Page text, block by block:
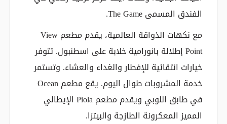
الفندق المسمى The Game.
مع نكهات الذواقة العالمية، يقدم مطعم View
Point إطلالة بانورامية خلابة على اسطنبول. تتوفر
خيارات انتقائية للإفطار والغداء والعشاء. وتستمر
خدمة المشروبات طوال اليوم. يقع مطعم Ocean
في طابق اللوبي ويقدم مطعم Piola الإيطالي
المميز المعكرونة الطازجة والبيتزا.